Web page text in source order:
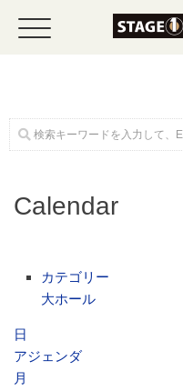
Calendar
カテゴリー
大ホール
日
アジェンダ
月